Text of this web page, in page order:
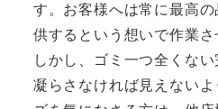
す。 お客様へは常に最高
供するという想いで作業さ
しかし、ゴミ一つ全くな
凝らさなければ見えない